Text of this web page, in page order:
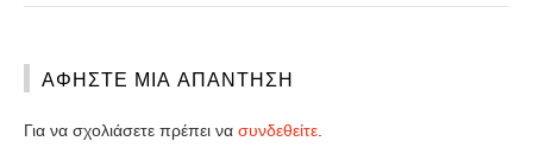
ΑΦΉΣΤΕ ΜΙΑ ΑΠΆΝΤΗΣΗ
Για να σχολιάσετε πρέπει να συνδεθείτε